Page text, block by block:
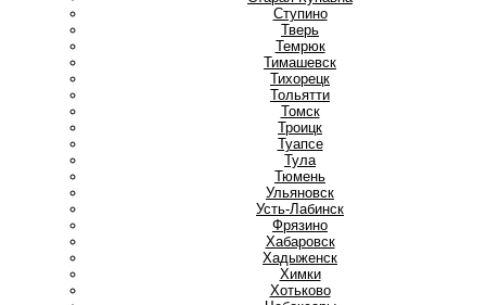
Ступино
Тверь
Темрюк
Тимашевск
Тихорецк
Тольятти
Томск
Троицк
Туапсе
Тула
Тюмень
Ульяновск
Усть-Лабинск
Фрязино
Хабаровск
Хадыженск
Химки
Хотьково